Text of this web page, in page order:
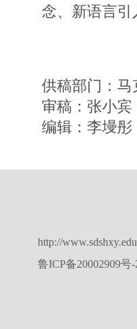
念、新语言引
供稿部门：
审稿：张小宾
编辑：李墁彤
http://
鲁ICP备20002909号-